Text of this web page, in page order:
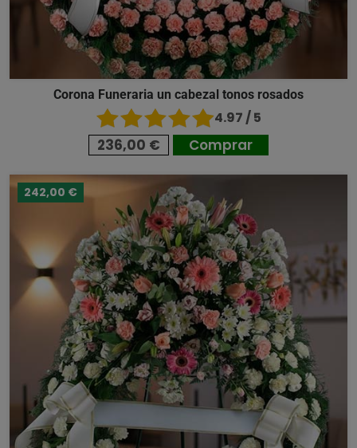
Corona Funeraria un cabezal tonos rosados
4.97 / 5
236,00 € Comprar
242,00 €